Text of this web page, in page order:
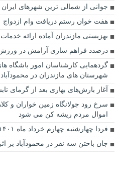
جوانی از شمالی ترین شهرهای
هفت خوان رستم دریافت وام ازدواج
بهزیستی مازندران آماده ارائه
درصدد فراهم سازی آرامش در ورزش
گردهمایی کارشناسان امور باشگاه
شهرستان های مازندران در محمودآباد
آغاز بارش‌های بهاری بعد از گرمای
سرخ رود جولانگاه زمین خواران و
اموال مردم ریشه کن می شود
فردا چهارشنبه چهارم خرداد ماه ۱۴۰۱، محمودآباد چه خبره؟
جان باختن سه نفر در محمودآباد بر